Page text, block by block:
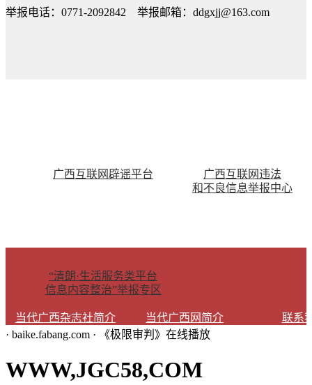
举报电话：0771-2092842 举报邮箱：ddgxjj@163.com
广西互联网辟谣平台
广西互联网违法
和不良信息举报中心
“清朗·生活服务类平台
信息内容整治”举报专区
当代广西杂志社简介 当代广西网简介
联系
· baike.fabang.com · 《极限审判》在线播放
WWW,JGC58,COM